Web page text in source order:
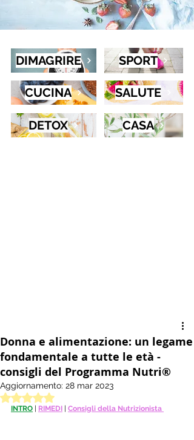
DIMAGRIRE SPORT
CUCINA SALUTE
DETOX CASA
Donna e alimentazione: un legame
fondamentale a tutte le età -
consigli del Programma Nutri®
Aggiornamento: 28 mar 2023
Valutazione NaN stelle su 5.
INTRO RIMEDI Consigli della Nutrizionista